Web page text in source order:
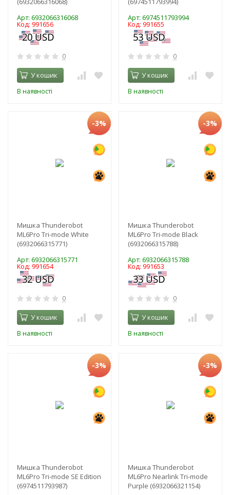
Арт: 6932066316068
Код: 991656
0
У кошик
В наявності
Арт: 6974511793994
Код: 991655
0
У кошик
В наявності
-3%
Мишка Thunderobot
ML6Pro Tri-mode White
(6932066315771)
Арт: 6932066315771
Код: 991654
0
У кошик
В наявності
-3%
Мишка Thunderobot
ML6Pro Tri-mode Black
(6932066315788)
Арт: 6932066315788
Код: 991653
0
У кошик
В наявності
-3%
Мишка Thunderobot
ML6Pro Tri-mode SE Edition
(6974511793987)
-3%
Мишка Thunderobot
ML6Pro Nearlink Tri-mode
Purple (6932066321154)